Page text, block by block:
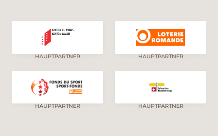
HAUPTPARTNER HAUPTPARTNER
HAUPTPARTNER HAUPTPARTNER